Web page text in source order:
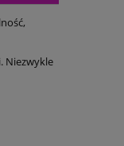
Niezwykle